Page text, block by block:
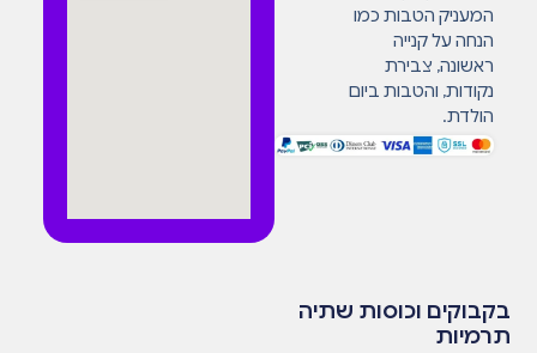
המעניק הטבות כמו
הנחה על קנייה
ראשונה, צבירת
נקודות, והטבות ביום
הולדת.
בקבוקים וכוסות שתיה
תרמיות